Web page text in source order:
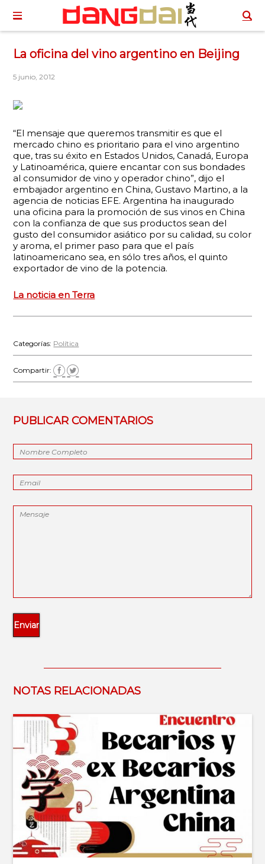
La oficina del vino argentino en Beijing
5 junio, 2012
“El mensaje que queremos transmitir es que el
mercado chino es prioritario para el vino argentino
que, tras su éxito en Estados Unidos, Canadá, Europa
y Latinoamérica, quiere encantar con sus bondades
al consumidor de vino y operador chino”, dijo el
embajador argentino en China, Gustavo Martino, a la
agencia de noticias EFE. Argentina ha inaugurado
una oficina para la promoción de sus vinos en China
con la confianza de que sus productos sean del
gusto del consumidor asiático por su calidad, su color
y aroma, el primer paso para que el país
latinoamericano sea, en sólo tres años, el quinto
exportador de vino de la potencia.
La noticia en Terra
Categorías: Política
Compartir:
PUBLICAR COMENTARIOS
NOTAS RELACIONADAS